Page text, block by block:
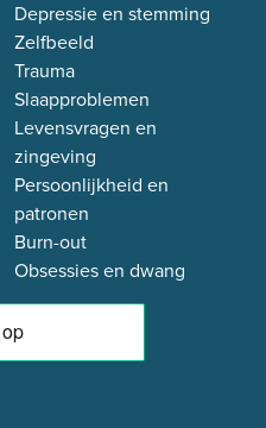
Depressie en stemming
Zelfbeeld
Trauma
Slaapproblemen
Levensvragen en
zingeving
Persoonlijkheid en
patronen
Burn-out
Obsessies en dwang